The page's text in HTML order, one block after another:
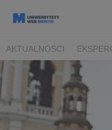
AKTUALNOŚCI
TORUŃ/BYDGOSZCZ